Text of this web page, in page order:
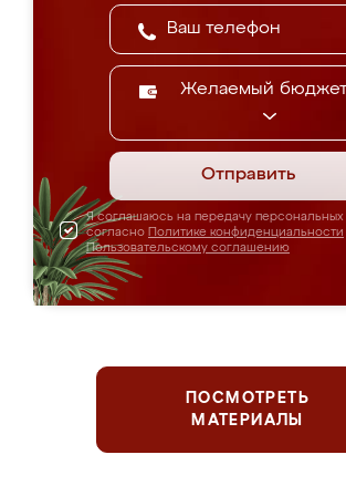
Желаемый
Отправить
Я соглашаюсь на передачу персональных
согласно Политике конфиденциальности
Пользовательскому соглашению
ПОСМОТРЕТЬ
МАТЕРИАЛЫ